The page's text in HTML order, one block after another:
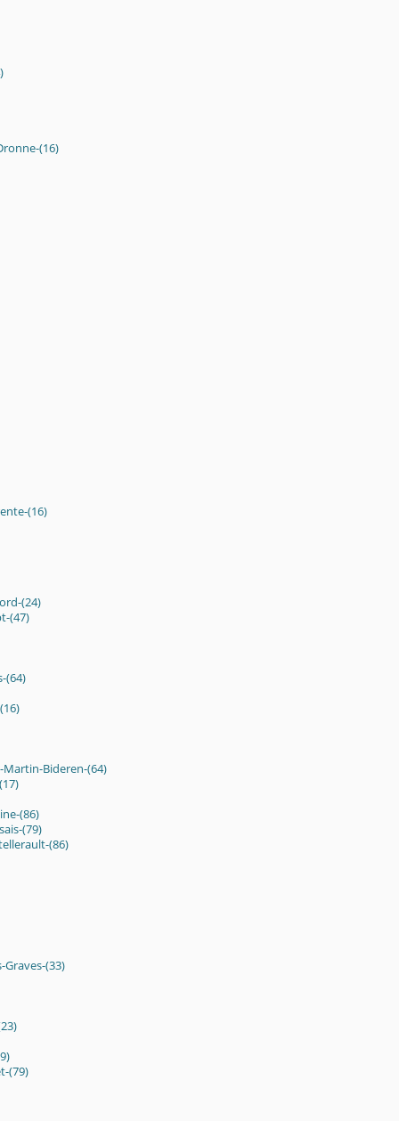
(16)
(16)
(24)
(47)
(64)
Bideren-(64)
(86)
(79)
(86)
(33)
(79)